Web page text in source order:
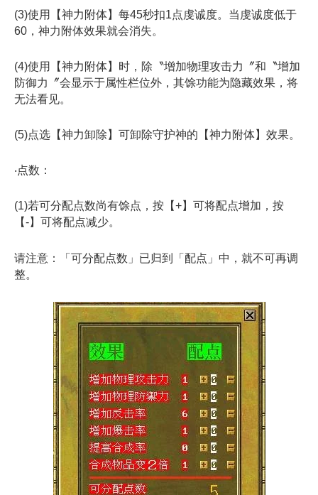
(3)使用【神力附体】每45秒扣1点虔诚度。当虔诚度低于
60，神力附体效果就会消失。
(4)使用【神力附体】时，除〝增加物理攻击力〞和〝增加
防御力〞会显示于属性栏位外，其馀功能为隐藏效果，将
无法看见。
(5)点选【神力卸除】可卸除守护神的【神力附体】效果。
‧点数：
(1)若可分配点数尚有馀点，按【+】可将配点增加，按
【-】可将配点减少。
请注意：「可分配点数」已归到「配点」中，就不可再调
整。